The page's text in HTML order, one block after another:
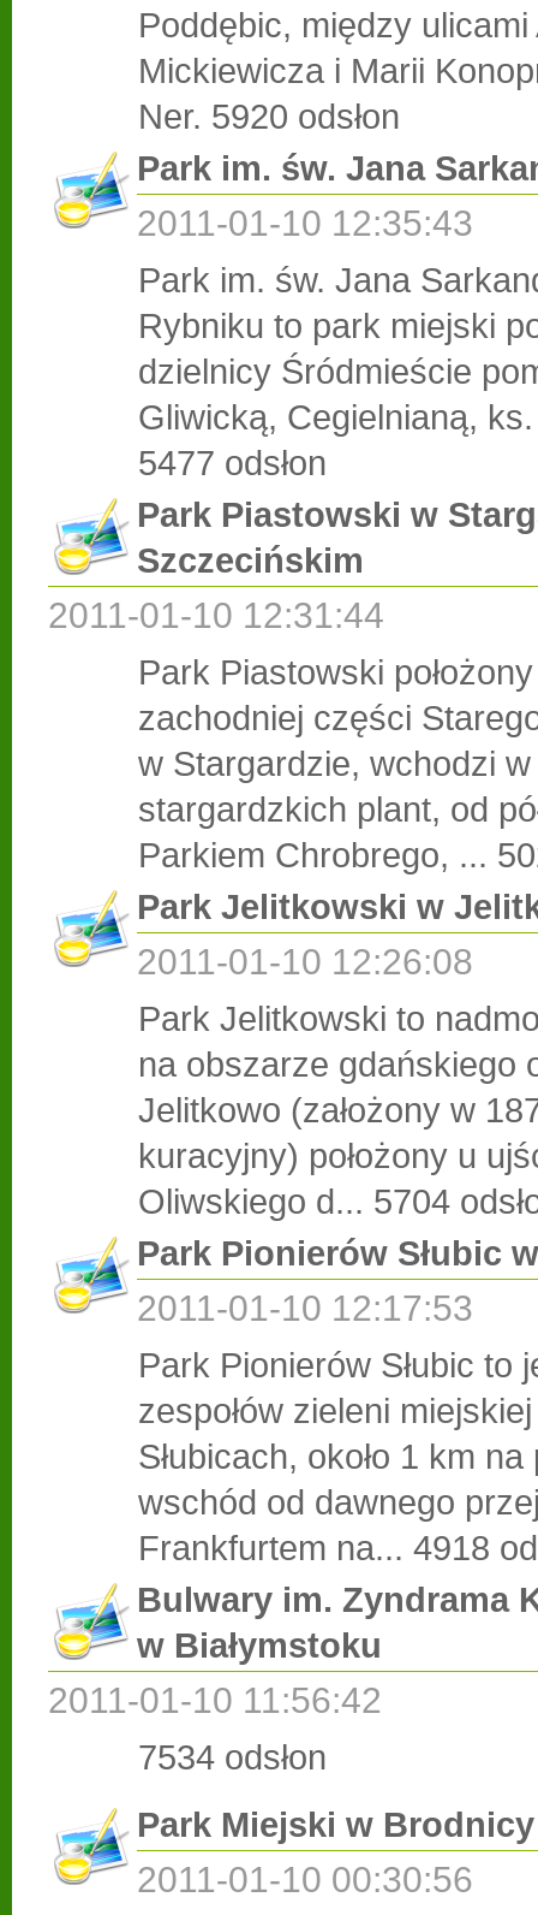
Poddębic, między ulicami
Mickiewicza i Marii
Ner. 5920 odsłon
Park im. św. Jana
2011-01-10 12:35:43
Park im. św. Jana
Rybniku to park miejski
dzielnicy Śródmieście
Gliwicką, Cegielnianą,
5477 odsłon
Park Piastowski w
Szczecińskim
2011-01-10 12:31:44
Park Piastowski
zachodniej części
w Stargardzie, wchodzi w
stargardzkich plant, od
Parkiem Chrobrego, ...
Park Jelitkowski w
2011-01-10 12:26:08
Park Jelitkowski to
na obszarze gdańskiego
Jelitkowo (założony w
kuracyjny) położony u
Oliwskiego d... 5704
Park Pionierów Słubic
2011-01-10 12:17:53
Park Pionierów Słubic to
zespołów zieleni
Słubicach, około 1 km na
wschód od dawnego
Frankfurtem na... 4918
Bulwary im. Zyndrama
w Białymstoku
2011-01-10 11:56:42
7534 odsłon
Park Miejski w Brodnicy
2011-01-10 00:30:56